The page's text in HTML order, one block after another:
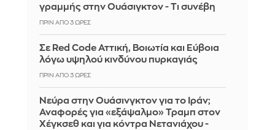
γραμμής στην Ουάσιγκτον - Τι συνέβη
ΠΡΙΝ ΑΠΌ 3 ΏΡΕΣ
Σε Red Code Αττική, Βοιωτία και Εύβοια
λόγω υψηλού κινδύνου πυρκαγιάς
ΠΡΙΝ ΑΠΌ 3 ΏΡΕΣ
Νεύρα στην Ουάσινγκτον για το Ιράν;
Αναφορές για «εξάψαλμο» Τραμπ στον
Χέγκσεθ και για κόντρα Νετανιάχου -